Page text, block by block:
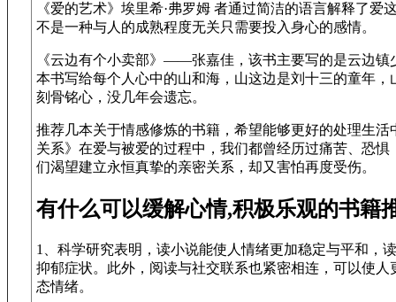
《爱的艺术》埃里希·弗罗姆 者通过简洁的语言解释了爱
不是一种与人的成熟程度无关只需要投入身心的感情。
《云边有个小卖部》——张嘉佳，该书主要写的是云边镇
本书写给每个人心中的山和海，山这边是刘十三的童年，
刻骨铭心，没几年会遗忘。
推荐几本关于情感修炼的书籍，希望能够更好的处理生
关系》在爱与被爱的过程中，我们都曾经历过痛苦、恐
们渴望建立永恒真挚的亲密关系，却又害怕再度受伤。
有什么可以缓解心情,积极乐观的书籍
1、科学研究表明，读小说能使人情绪更加稳定与平和，
抑郁症状。此外，阅读与社交联系也紧密相连，可以使
态情绪。